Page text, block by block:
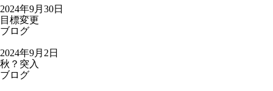
2024年9月30日
目標変更
ブログ
2024年9月2日
秋？突入
ブログ